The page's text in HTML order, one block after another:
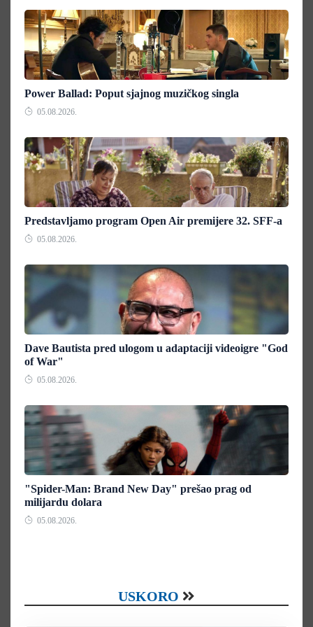
Power Ballad: Poput sjajnog muzičkog singla
05.08.2026.
Predstavljamo program Open Air premijere 32. SFF-a
05.08.2026.
Dave Bautista pred ulogom u adaptaciji videoigre "God
of War"
05.08.2026.
"Spider-Man: Brand New Day" prešao prag od
milijardu dolara
05.08.2026.
USKORO